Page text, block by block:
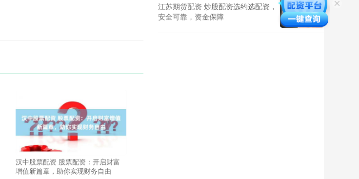
汉中股票配资 股票配资：开启财富
增值新篇章，助你实现财务自由
江苏期货配资 炒股配资选约选配资，
安全可靠，资金保障